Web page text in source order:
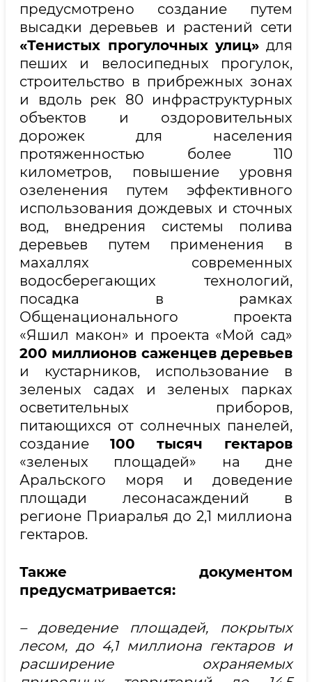
предусмотрено создание путем
высадки деревьев и растений сети
«Тенистых прогулочных улиц» для
пеших и велосипедных прогулок,
строительство в прибрежных зонах
и вдоль рек 80 инфраструктурных
объектов и оздоровительных
дорожек для населения
протяженностью более 110
километров, повышение уровня
озеленения путем эффективного
использования дождевых и сточных
вод, внедрения системы полива
деревьев путем применения в
махаллях современных
водосберегающих технологий,
посадка в рамках
Общенационального проекта
«Яшил макон» и проекта «Мой сад»
200 миллионов саженцев деревьев
и кустарников, использование в
зеленых садах и зеленых парках
осветительных приборов,
питающихся от солнечных панелей,
создание 100 тысяч гектаров
«зеленых площадей» на дне
Аральского моря и доведение
площади лесонасаждений в
регионе Приаралья до 2,1 миллиона
гектаров.
Также документом
предусматривается:
– доведение площадей, покрытых
лесом, до 4,1 миллиона гектаров и
расширение охраняемых